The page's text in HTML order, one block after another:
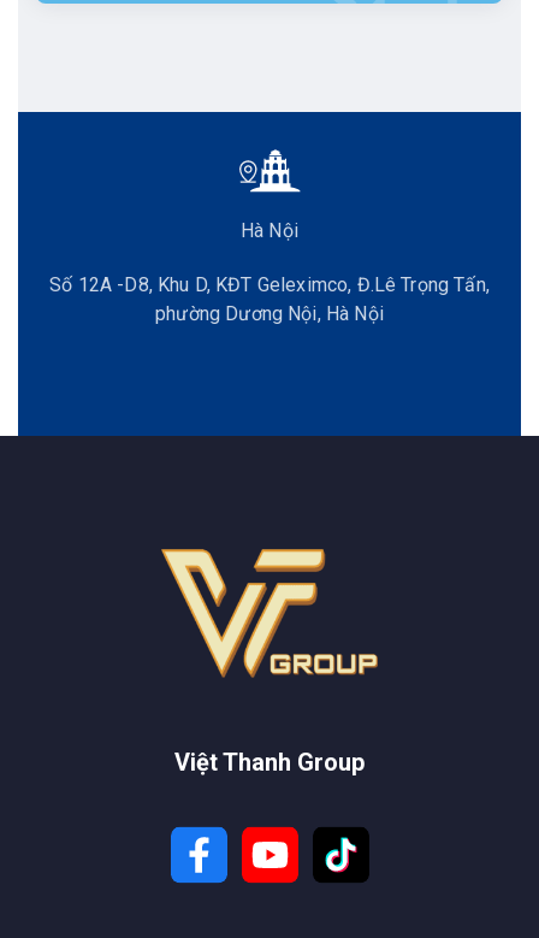
Hà Nội
Số 12A -D8, Khu D, KĐT Geleximco, Đ.Lê Trọng Tấn,
phường Dương Nội, Hà Nội
Việt Thanh Group